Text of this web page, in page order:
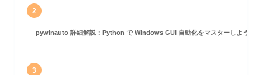
2
pywinauto 詳細解説：Python で Windows GUI 自動化をマスターしよう！
3